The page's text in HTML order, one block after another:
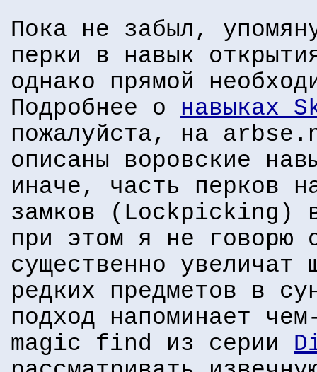
Пока не забыл,
перки в навык
однако прямой
Подробнее о навыках
пожалуйста, на
описаны воровские
иначе, часть перков
замков (Lockpicking)
при этом я не говорю
существенно увеличат
редких предметов в
подход напоминает
magic find из серии